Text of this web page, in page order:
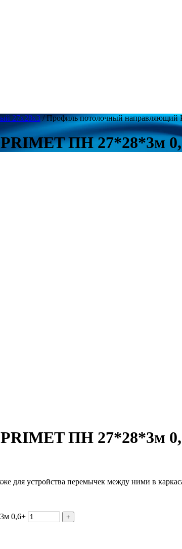
27х28х3/ Профиль потолочный
ПН 27*28*3м
ПН 27*28*3м
для устройства перемычек между ними в
0,6+